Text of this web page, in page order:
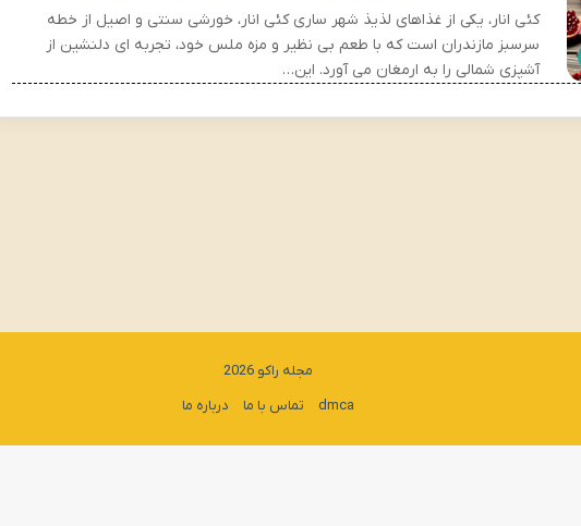
کئی انار، یکی از غذاهای لذیذ شهر ساری کئی انار، خورشی سنتی و اصیل از خطه
سرسبز مازندران است که با طعم بی نظیر و مزه ملس خود، تجربه ای دلنشین از
آشپزی شمالی را به ارمغان می آورد. این…
مجله راکو 2026
dmca
تماس با ما درباره ما